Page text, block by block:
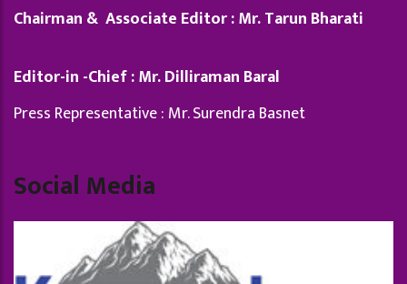
Chairman & Associate Editor : Mr. Tarun Bharati
Editor-in -Chief : Mr. Dilliraman Baral
Press Representative : Mr. Surendra Basnet
Social Media